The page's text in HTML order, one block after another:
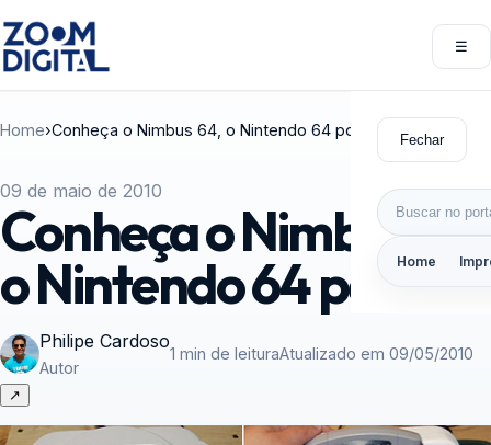
☰
Fechar
Buscar por:
Home
Home›Conheça o Nimbus 64, o Nintendo 64 portátil
09 de maio de 2010
Conheça o Nimbus 64,
o Nintendo 64 portátil
Philipe Cardoso
Autor
1 min de leituraAtualizado em 09/05/2010
↗